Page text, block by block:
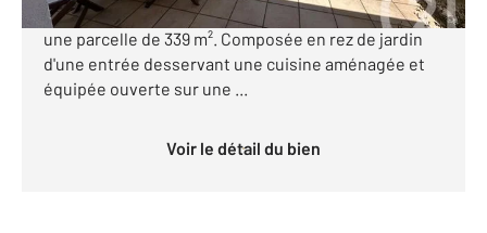
calme venez découvrir cette maison de 1933 édifiée
une parcelle de 339 m². Composée en rez de jardin
d'une entrée desservant une cuisine aménagée et
équipée ouverte sur une ...
Voir le détail du bien